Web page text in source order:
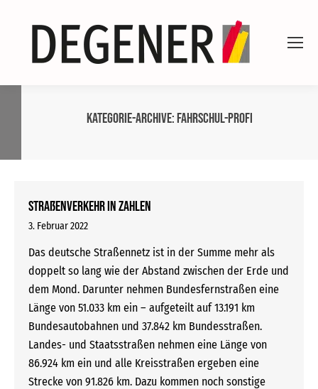
Kategorie-Archive:Fahrschul-Profi
Straßenverkehr in Zahlen
3. Februar 2022
Das deutsche Straßennetz ist in der Summe mehr als
doppelt so lang wie der Abstand zwischen der Erde und
dem Mond. Darunter nehmen Bundesfernstraßen eine
Länge von 51.033 km ein – aufgeteilt auf 13.191 km
Bundesautobahnen und 37.842 km Bundesstraßen.
Landes- und Staatsstraßen nehmen eine Länge von
86.924 km ein und alle Kreisstraßen ergeben eine
Strecke von 91.826 km. Dazu kommen noch sonstige